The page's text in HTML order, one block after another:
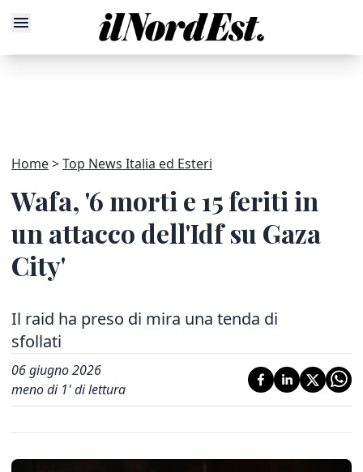
Home Top News Italia ed Esteri
Wafa, '6 morti e 15 feriti in
un attacco dell'Idf su Gaza
City'
Il raid ha preso di mira una tenda di
sfollati
06 giugno 2026
meno di 1' di lettura